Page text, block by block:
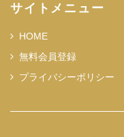
サイトメニュー
HOME
無料会員登録
プライバシーポリシー